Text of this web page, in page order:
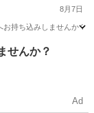
8月7日
ち込みしませんか？
せんか？
Ad